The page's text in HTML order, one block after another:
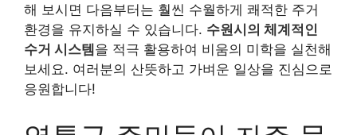
해 보시면 다음부터는 훨씬 수월하게 쾌적한 주거
환경을 유지하실 수 있습니다. 수원시의 체계적인
수거 시스템을 적극 활용하여 비움의 미학을 실천해
보세요. 여러분의 산뜻하고 가벼운 일상을 진심으로
응원합니다!